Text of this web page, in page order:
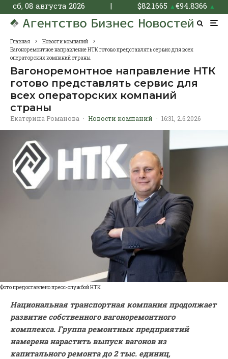
сб, 08 августа 2026 | $82.1665 ▲€94.8366 ▲
Главная
Новости компаний
Вагоноремонтное направление НТК готово представлять сервис для всех
операторских компаний страны
Вагоноремонтное направление НТК
готово представлять сервис для
всех операторских компаний
страны
Екатерина Романова · Новости компаний · 16:31, 2.6.2026
Фото предоставлено пресс-службой НТК
Национальная транспортная компания продолжает
развитие собственного вагоноремонтного
комплекса. Группа ремонтных предприятий
намерена нарастить выпуск вагонов из
капитального ремонта до 2 тыс. единиц,